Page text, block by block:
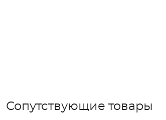
Сопутствующие товары